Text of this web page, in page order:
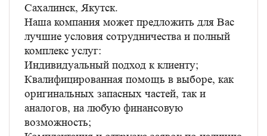
Сахалинск, Якутск.
Наша компания может предложить для Вас
лучшие условия сотрудничества и полный
комплекс услуг:
Индивидуальный подход к клиенту;
Квалифицированная помощь в выборе, как
оригинальных запасных частей, так и
аналогов, на любую финансовую
возможность;